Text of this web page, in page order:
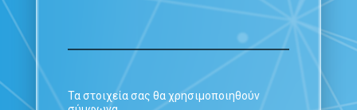
Τα στοιχεία σας θα χρησιμοποιηθούν